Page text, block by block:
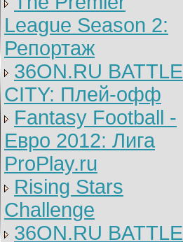
League Season 2:
Репортаж
36ON.RU BATTLE
CITY: Плей-офф
Fantasy Football -
Евро 2012: Лига
ProPlay.ru
Rising Stars
Challenge
36ON.RU BATTLE